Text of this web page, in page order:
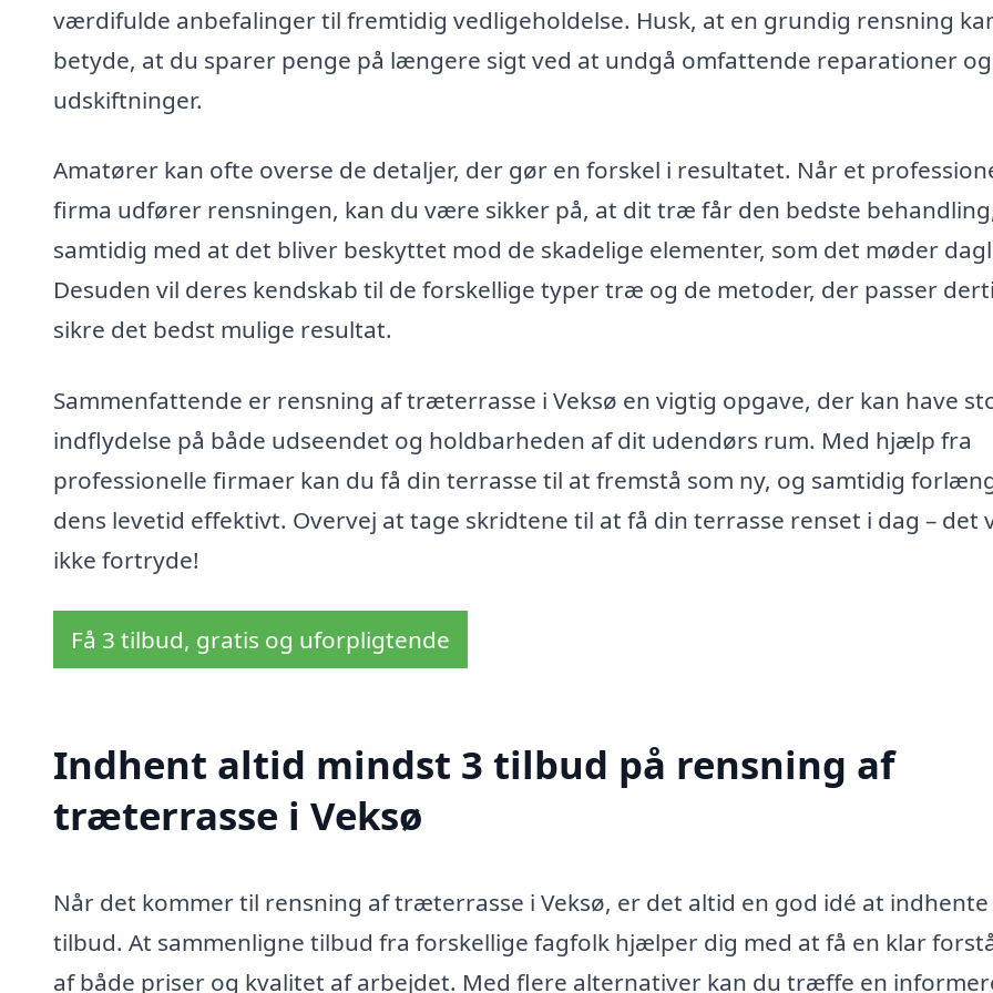
værdifulde anbefalinger til fremtidig vedligeholdelse. Husk, at en grundig rensning
betyde, at du sparer penge på længere sigt ved at undgå omfattende reparationer og
udskiftninger.
Amatører kan ofte overse de detaljer, der gør en forskel i resultatet. Når et
firma udfører rensningen, kan du være sikker på, at dit træ får den bedste
samtidig med at det bliver beskyttet mod de skadelige elementer, som det møder
Desuden vil deres kendskab til de forskellige typer træ og de metoder, der passer
sikre det bedst mulige resultat.
Sammenfattende er rensning af træterrasse i Veksø en vigtig opgave, der kan have
indflydelse på både udseendet og holdbarheden af dit udendørs rum. Med hjælp fra
professionelle firmaer kan du få din terrasse til at fremstå som ny, og samtidig
dens levetid effektivt. Overvej at tage skridtene til at få din terrasse renset i dag – det
ikke fortryde!
Få 3 tilbud, gratis og uforpligtende
Indhent altid mindst 3 tilbud på rensning af
træterrasse i Veksø
Når det kommer til rensning af træterrasse i Veksø, er det altid en god idé at
tilbud. At sammenligne tilbud fra forskellige fagfolk hjælper dig med at få en klar
af både priser og kvalitet af arbejdet. Med flere alternativer kan du træffe en